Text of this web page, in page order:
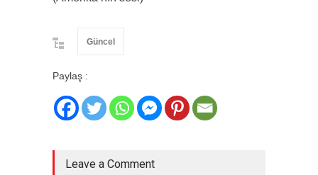
Güncel
Paylaş :
Leave a Comment